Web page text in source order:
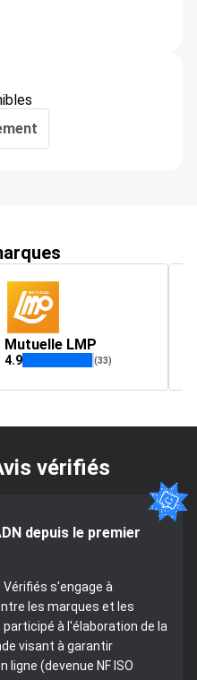
Mutuelle LMP
4.9 (33)
vérifiés
depuis le premier
Vérifiés s'engage à
les marques et les
à l'élaboration de la
visant à garantir
ligne (devenue NF ISO